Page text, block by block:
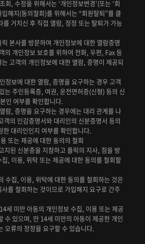
회, 수정을 위해서는 ‘개인정보변경’(또는 ‘회
해지(동의철회)를 위해서는 “회원탈퇴”를 클
를 거치신 후 직접 열람, 정정 또는 탈퇴가 가능
본사를 방문하여 개인정보에 대한 열람증명
의 개인정보 보호를 위하여 전화, 우편, Fax 등
고객의 개인정보에 대한 열람, 증명이 제공되
정보에 대한 열람, 증명을 요구하는 경우 고객
는 주민등록증, 여권, 운전면허증(신형) 등의 신
인 여부를 확인합니다.
람, 증명을 요구하는 경우에는 대리 관계를 나
객의 인감증명서와 대리인의 신분증명서 등의
한 대리인인지 여부를 확인합니다.
또는 제공에 대한 동의의 철회
지된 신분증을 지참하고 플릭의 지사, 점을 방
, 이용, 위탁 또는 제공에 대한 동의를 철회할
수집, 이용, 위탁에 대한 동의를 철회하는 것은
를 철회하는 것이므로 가입해지 요구로 간주
세 미만 아동의 개인정보 수집, 이용 또는 제공
수 있으며, 만 14세 미만의 아동이 제공한 개인
오류의 정정을 요구할 수 있습니다.